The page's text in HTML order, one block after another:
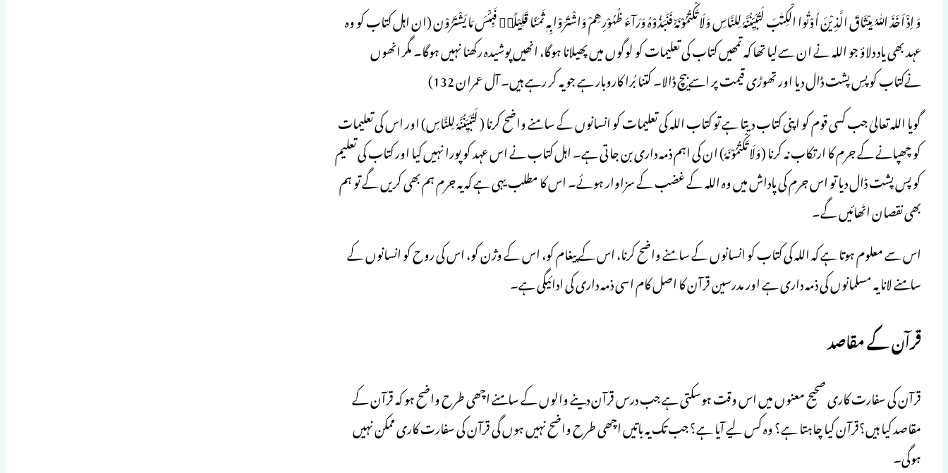
وَ اِذْ اَخَذَ اللّٰهُ مِیْثَاقَ الَّذِیْنَ اُوْتُوا الْكِتٰبَ لَتُبَیِّنُنَّهٗ لِلنَّاسِ وَلَا تَكْتُمُوْنَهٗ٘ فَنَبَذُوْهُ وَرَآءَ ظُهُوْرِهِمْ وَاشْتَرَوْا بِهٖ ثَمَنًا قَلِیْلًاؕ فَبِئْسَ مَا یَشْتَرُوْن (ان اہل کتاب کو وہ
عہد بھی یاد دلاؤ جو اللہ نے ان سےلیا تھا کہ تمھیں کتاب کی تعلیمات کو لوگوں میں پھیلانا ہوگا، انھیں پوشیدہ رکھنا نہیں ہوگا۔ مگر انھوں
نےکتاب کو پسِ پشت ڈال دیا اور تھوڑی قیمت پر اسے بیچ ڈالا۔ کتنا بُرا کاروبار ہے جو یہ کر رہے ہیں۔ آل عمران 132)
گویا اللہ تعالیٰ جب کسی قوم کو اپنی کتاب دیتا ہے تو کتاب اللہ کی تعلیمات کو انسانوں کے سامنے واضح کرنا ( لَتُبَیِّنُنَّهٗ لِلنَّاسِ) اور اس کی تعلیمات
کو چھپانے کے جرم کا ارتکاب نہ کرنا (وَلَا تَكْتُمُوْنَهٗ) ان کی اہم ذمہ داری بن جاتی ہے۔ اہل کتاب نے اس عہد کو پورا نہیں کیا اور کتاب کی تعلیم
کو پس پشت ڈال دیا تو اس جرم کی پاداش میں وہ اللہ کے غضب کے سزاوار ہوئے۔ اس کا مطلب یہی ہے کہ یہ جرم ہم بھی کریں گے تو ہم
بھی نقصان اٹھائیں گے۔
اس سے معلوم ہوتا ہے کہ اللہ کی کتاب کو انسانوں کے سامنے واضح کرنا، اس کے پیغام کو، اس کے وژن کو، اس کی روح کو انسانوں کے
سامنے لانا یہ مسلمانوں کی ذمہ داری ہے اور مدرسین قرآن کا اصل کام اسی ذمہ داری کی ادائیگی ہے۔
قرآن کے مقاصد
قرآن کی سفارت کاری صحیح معنوں میں اس وقت ہوسکتی ہے جب درس قرآن دینے والوں کے سامنے اچھی طرح واضح ہو کہ قرآن کے
مقاصد کیا ہیں؟قرآن کیا چاہتا ہے؟ وہ کس لیے آیا ہے؟ جب تک یہ باتیں اچھی طرح واضح نہیں ہوں گی قرآن کی سفارت کاری ممکن نہیں
ہوگی۔